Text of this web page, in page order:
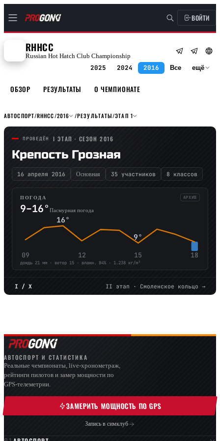
ВОЙТИ
RHHCC
Russian Hot Hatch Club Championship
2025 2024 2016 Все ещё
ОБЗОР РЕЗУЛЬТАТЫ О ЧЕМПИОНАТЕ
АВТОСПОРТ/RHHCC/2016 /РЕЗУЛЬТАТЫ/ЭТАП 1
ПРОВЕДЁН I ЭТАП · СЕЗОН 2016
Крепость Грозная
16 апреля 2016 Основная 35 участников 8 классов
ПОГОДА АРХИВ
9–16° Пасмурная погода
9°
16°
09 12 15 18
дождь 21 мм · ветер 15 · влажн. 84% · 1.238 кг/м³
I / X II этап · Смоленское кольцо →
АВТОСПОРТ И СТАТИСТИКА
Реальные чемпионаты, live-хронометраж,
рейтинги пилотов и замер мощности по
GPS-телеметрии.
ЗАМЕРИТЬ МОЩНОСТЬ ПО GPS
Запись в симклуб